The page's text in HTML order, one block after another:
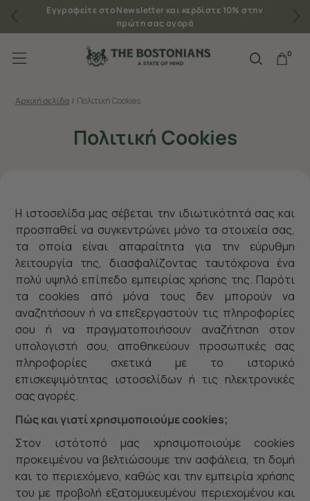
Εγγραφείτε στο Newsletter και κερδίστε 10% στην
πρώτη σας αγορά
0
Αρχική σελίδα / Πολιτική Cookies
Πολιτική Cookies
Η ιστοσελίδα μας σέβεται την ιδιωτικότητά σας και
προσπαθεί να συγκεντρώνει μόνο τα στοιχεία σας,
τα οποία είναι απαραίτητα για την εύρυθμη
λειτουργία της, διασφαλίζοντας ταυτόχρονα ένα
πολύ υψηλό επίπεδο εμπειρίας χρήσης της. Παρότι
τα cookies από μόνα τους δεν μπορούν να
αναζητήσουν ή να επεξεργαστούν τις πληροφορίες
σου ή να πραγματοποιήσουν αναζήτηση στον
υπολογιστή σου, αποθηκεύουν προσωπικές σας
πληροφορίες σχετικά με το ιστορικό
επισκεψιμότητας ιστοσελίδων ή τις ηλεκτρονικές
σας αγορές.
Πώς και γιατί χρησιμοποιούμε cookies;
Στον ιστότοπό μας χρησιμοποιούμε cookies
προκειμένου να βελτιώσουμε την ασφάλεια, τη δομή
και το περιεχόμενο, καθώς και την εμπειρία χρήσης
του με προβολή εξατομικευμένου περιεχομένου και